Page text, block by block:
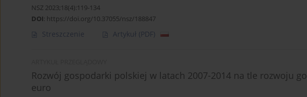
NSZ 2023;18(4):119-134
DOI: https://doi.org/10.37055/nsz/188847
Streszczenie Artykuł (PDF)
Rozwój gospodarki polskiej w latach 2007-2014 na tle rozwoju
euro